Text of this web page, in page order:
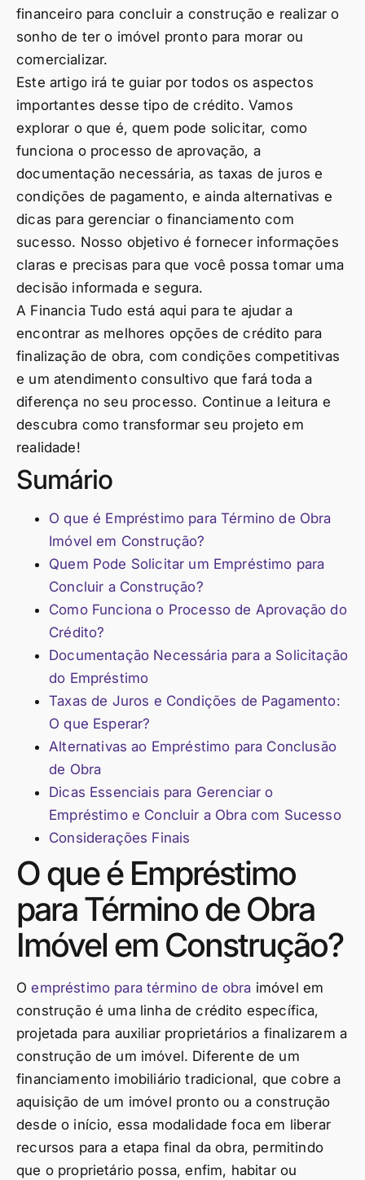
financeiro para concluir a construção e realizar o
sonho de ter o imóvel pronto para morar ou
comercializar.
Este artigo irá te guiar por todos os aspectos
importantes desse tipo de crédito. Vamos
explorar o que é, quem pode solicitar, como
funciona o processo de aprovação, a
documentação necessária, as taxas de juros e
condições de pagamento, e ainda alternativas e
dicas para gerenciar o financiamento com
sucesso. Nosso objetivo é fornecer informações
claras e precisas para que você possa tomar uma
decisão informada e segura.
A Financia Tudo está aqui para te ajudar a
encontrar as melhores opções de crédito para
finalização de obra, com condições competitivas
e um atendimento consultivo que fará toda a
diferença no seu processo. Continue a leitura e
descubra como transformar seu projeto em
realidade!
Sumário
O que é Empréstimo para Término de Obra
Imóvel em Construção?
Quem Pode Solicitar um Empréstimo para
Concluir a Construção?
Como Funciona o Processo de Aprovação do
Crédito?
Documentação Necessária para a Solicitação
do Empréstimo
Taxas de Juros e Condições de Pagamento:
O que Esperar?
Alternativas ao Empréstimo para Conclusão
de Obra
Dicas Essenciais para Gerenciar o
Empréstimo e Concluir a Obra com Sucesso
Considerações Finais
O que é Empréstimo
para Término de Obra
Imóvel em Construção?
Oempréstimo para término de obra imóvel em
construção é uma linha de crédito específica,
projetada para auxiliar proprietários a finalizarem a
construção de um imóvel. Diferente de um
financiamento imobiliário tradicional, que cobre a
aquisição de um imóvel pronto ou a construção
desde o início, essa modalidade foca em liberar
recursos para a etapa final da obra, permitindo
que o proprietário possa, enfim, habitar ou